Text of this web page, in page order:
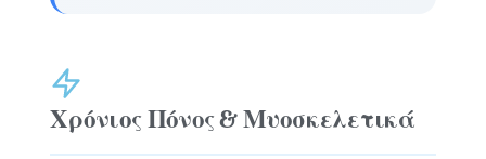
Χρόνιος Πόνος & Μυοσκελετικά